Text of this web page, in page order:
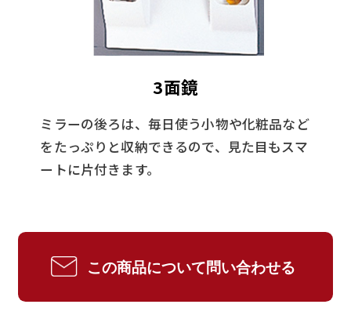
3面鏡
ミラーの後ろは、毎日使う小物や化粧品など
をたっぷりと収納できるので、見た目もスマ
ートに片付きます。
この商品について問い合わせる